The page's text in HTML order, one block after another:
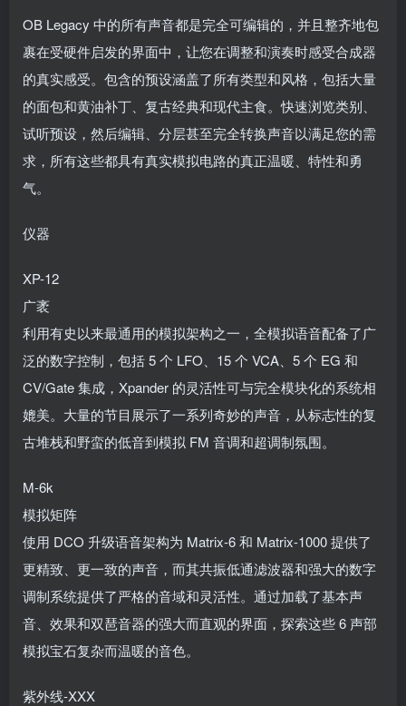
OB Legacy 中的所有声音都是完全可编辑的，并且整齐地包
裹在受硬件启发的界面中，让您在调整和演奏时感受合成器
的真实感受。包含的预设涵盖了所有类型和风格，包括大量
的面包和黄油补丁、复古经典和现代主食。快速浏览类别、
试听预设，然后编辑、分层甚至完全转换声音以满足您的需
求，所有这些都具有真实模拟电路的真正温暖、特性和勇
气。
仪器
XP-12
广袤
利用有史以来最通用的模拟架构之一，全模拟语音配备了广
泛的数字控制，包括 5 个 LFO、15 个 VCA、5 个 EG 和
CV/Gate 集成，Xpander 的灵活性可与完全模块化的系统相
媲美。大量的节目展示了一系列奇妙的声音，从标志性的复
古堆栈和野蛮的低音到模拟 FM 音调和超调制氛围。
M-6k
模拟矩阵
使用 DCO 升级语音架构为 Matrix-6 和 Matrix-1000 提供了
更精致、更一致的声音，而其共振低通滤波器和强大的数字
调制系统提供了严格的音域和灵活性。通过加载了基本声
音、效果和双琶音器的强大而直观的界面，探索这些 6 声部
模拟宝石复杂而温暖的音色。
紫外线-XXX